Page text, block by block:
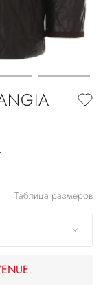
Таблица размеров
.